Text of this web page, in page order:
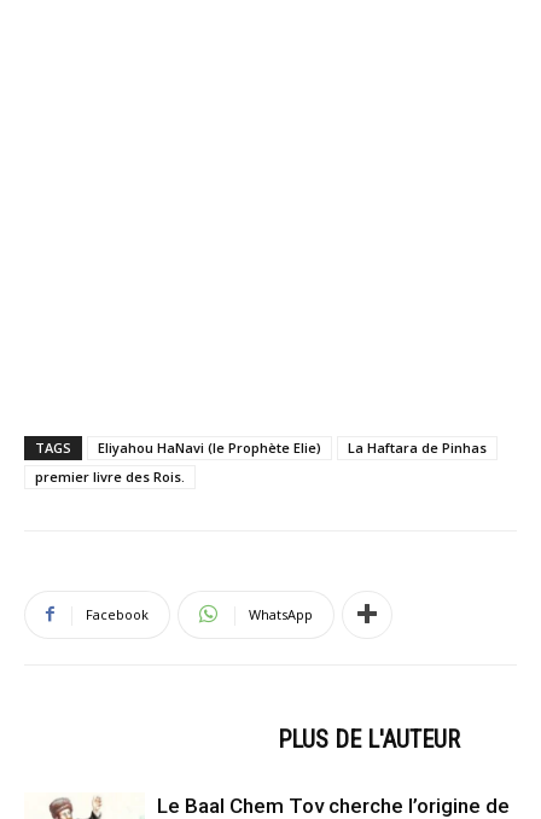
TAGS Eliyahou HaNavi (le Prophète Elie)
La Haftara de Pinhas
premier livre des Rois.
Facebook WhatsApp
PLUS DE L'AUTEUR
Le Baal Chem Tov cherche l’origine de